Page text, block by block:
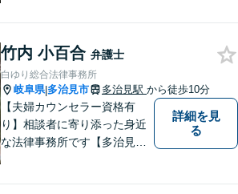
お気軽にご相談下さい。
竹内 小百合 弁護士
白ゆり総合法律事務所
岐阜県|多治見市 多治見駅 から徒歩10分
【夫婦カウンセラー資格有
り】相談者に寄り添った身近
な法律事務所です【多治見駅
詳細を見
る